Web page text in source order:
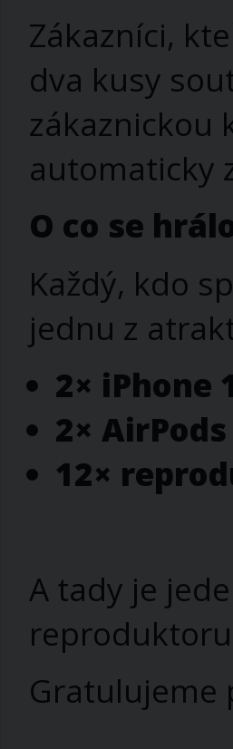
Zákazníci,
dva kusy
zákaznickou
automaticky
O co se
Každý, kdo
jednu z
2× iPhone
2× AirPods
12×
A tady je
reproduktoru
Gratulujeme